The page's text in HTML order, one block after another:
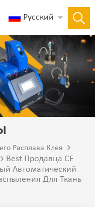
Русский
Расплава Клея
Best Продавца CE
Автоматический
Для Ткань